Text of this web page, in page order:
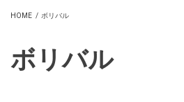
HOME / ボリバル
ボリバル